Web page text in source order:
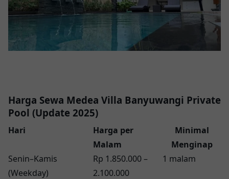
Harga Sewa Medea Villa Banyuwangi Private
Pool (Update 2025)
Hari
Harga per
Malam
Minimal
Menginap
Senin–Kamis
(Weekday)
Rp 1.850.000 –
2.100.000
1 malam